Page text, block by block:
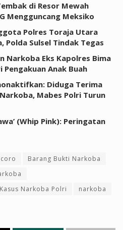
di Resor Mewah
Mengguncang Meksiko
Polres Toraja Utara
Polda Sulsel Tindak Tegas
Narkoba Eks Kapolres Bima
Pengakuan Anak Buah
Diduga Terima
Mabes Polri Turun
(Whip Pink): Peringatan
Barang Bukti Narkoba
Kasus Narkoba Polri
narkoba